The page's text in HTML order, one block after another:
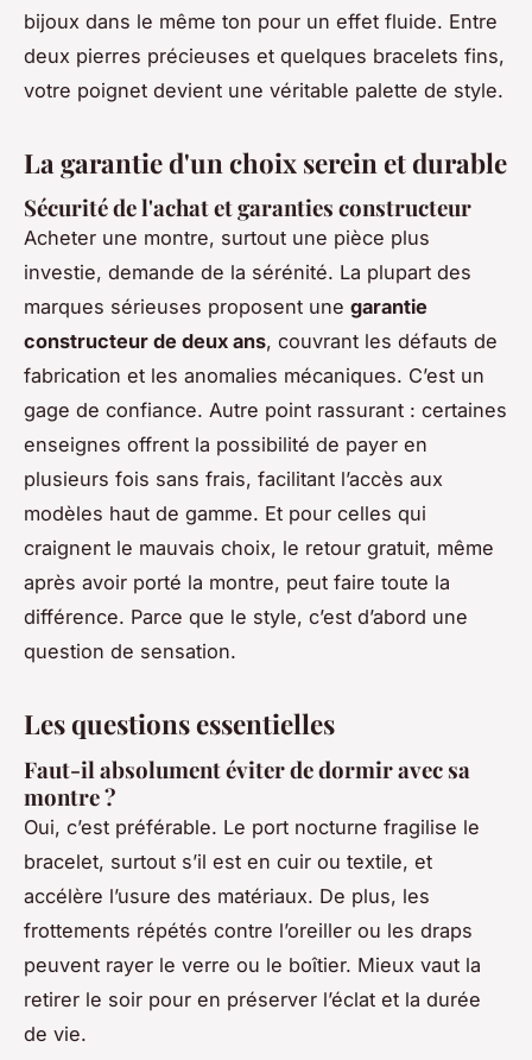
bijoux dans le même ton pour un effet fluide. Entre
deux pierres précieuses et quelques bracelets fins,
votre poignet devient une véritable palette de style.
La garantie d'un choix serein et durable
Sécurité de l'achat et garanties constructeur
Acheter une montre, surtout une pièce plus
investie, demande de la sérénité. La plupart des
marques sérieuses proposent une garantie
constructeur de deux ans, couvrant les défauts de
fabrication et les anomalies mécaniques. C’est un
gage de confiance. Autre point rassurant : certaines
enseignes offrent la possibilité de payer en
plusieurs fois sans frais, facilitant l’accès aux
modèles haut de gamme. Et pour celles qui
craignent le mauvais choix, le retour gratuit, même
après avoir porté la montre, peut faire toute la
différence. Parce que le style, c’est d’abord une
question de sensation.
Les questions essentielles
Faut-il absolument éviter de dormir avec sa
montre ?
Oui, c’est préférable. Le port nocturne fragilise le
bracelet, surtout s’il est en cuir ou textile, et
accélère l’usure des matériaux. De plus, les
frottements répétés contre l’oreiller ou les draps
peuvent rayer le verre ou le boîtier. Mieux vaut la
retirer le soir pour en préserver l’éclat et la durée
de vie.